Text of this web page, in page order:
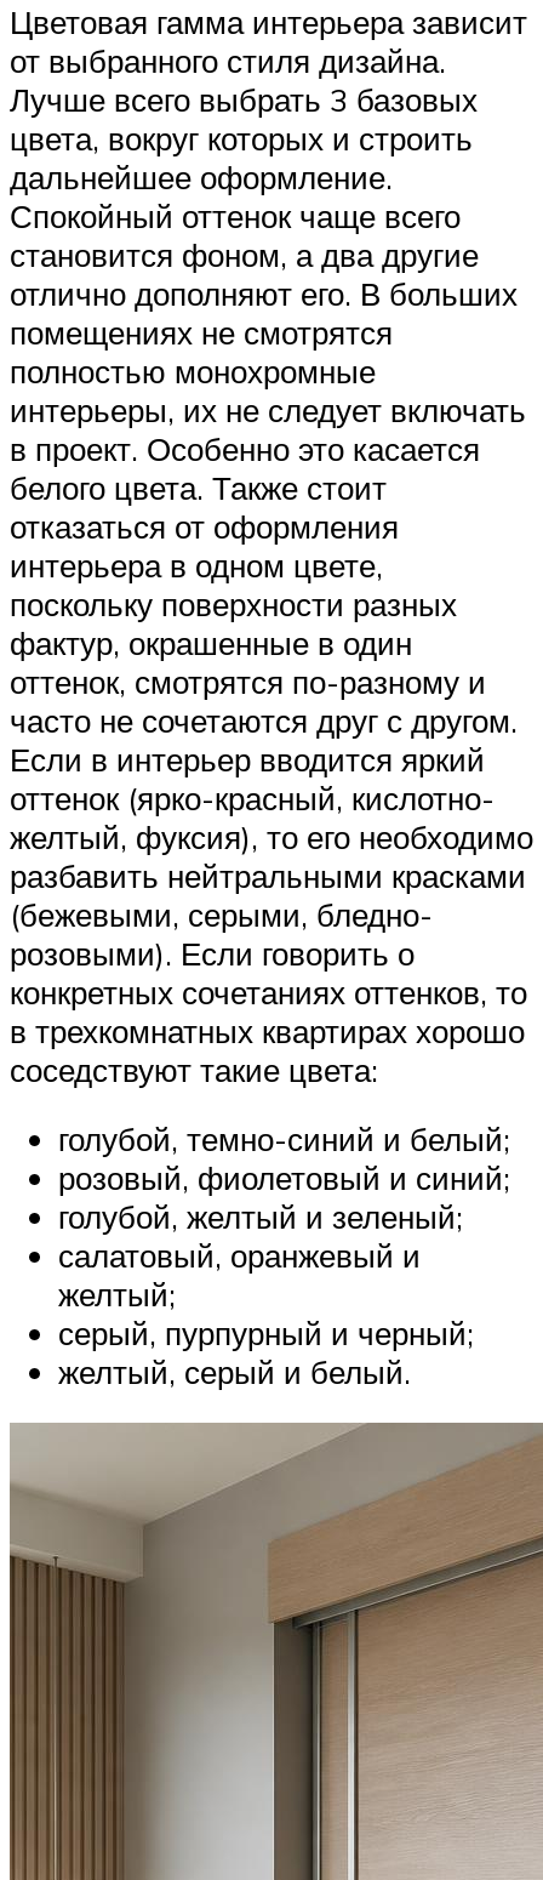
Цветовая гамма интерьера зависит
от выбранного стиля дизайна.
Лучше всего выбрать 3 базовых
цвета, вокруг которых и строить
дальнейшее оформление.
Спокойный оттенок чаще всего
становится фоном, а два другие
отлично дополняют его. В больших
помещениях не смотрятся
полностью монохромные
интерьеры, их не следует включать
в проект. Особенно это касается
белого цвета. Также стоит
отказаться от оформления
интерьера в одном цвете,
поскольку поверхности разных
фактур, окрашенные в один
оттенок, смотрятся по-разному и
часто не сочетаются друг с другом.
Если в интерьер вводится яркий
оттенок (ярко-красный, кислотно-
желтый, фуксия), то его необходимо
разбавить нейтральными красками
(бежевыми, серыми, бледно-
розовыми). Если говорить о
конкретных сочетаниях оттенков, то
в трехкомнатных квартирах хорошо
соседствуют такие цвета:
голубой, темно-синий и белый;
розовый, фиолетовый и синий;
голубой, желтый и зеленый;
салатовый, оранжевый и
желтый;
серый, пурпурный и черный;
желтый, серый и белый.